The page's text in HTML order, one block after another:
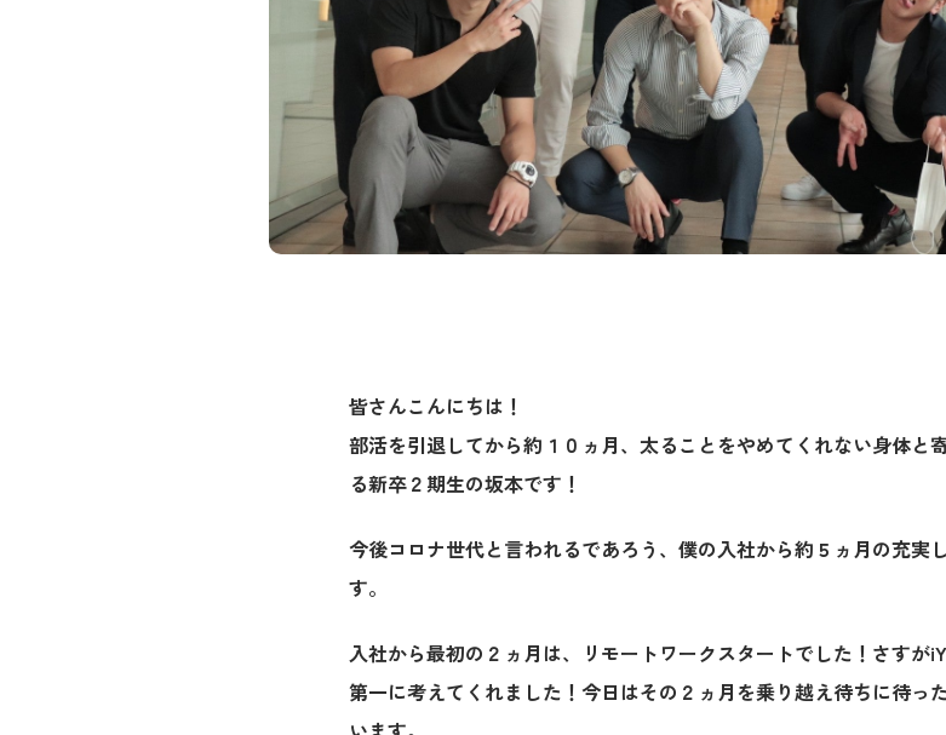
皆さんこんにちは！
部活を引退してから約１０ヵ月、太ることをやめてくれない身体と
る新卒２期生の坂本です！
今後コロナ世代と言われるであろう、僕の入社から約５ヵ月の充実
す。
入社から最初の２ヵ月は、リモートワークスタートでした！さすが
第一に考えてくれました！今日はその２ヵ月を乗り越え待ちに待っ